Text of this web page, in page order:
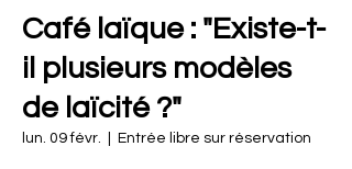
Café laïque : "Existe-t-
il plusieurs modèles
de laïcité ?"
lun. 09 févr. Entrée libre sur réservation